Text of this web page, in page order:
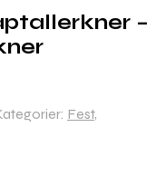
–
Fest,